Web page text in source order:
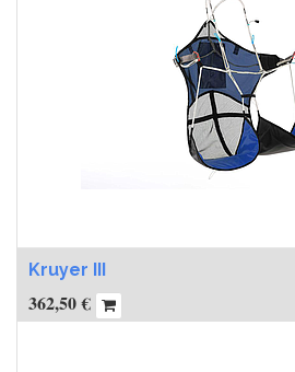
Kruyer III
362,50€